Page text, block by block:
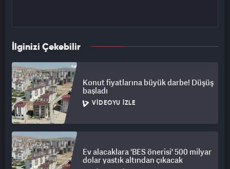
İlginizi Çekebilir
Konut fiyatlarına büyük darbe! Düşüş
başladı
VIDEOYU İZLE
Ev alacaklara 'BES önerisi' 500 milyar
dolar yastık altından çıkacak